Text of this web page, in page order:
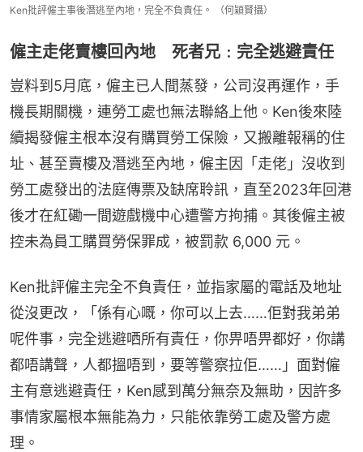
Ken批評僱主事後潛逃至內地，完全不負責任。 （何穎賢攝）
僱主走佬賣樓回內地 死者兄﹕完全逃避責任
豈料到5月底，僱主已人間蒸發，公司沒再運作，手
機長期關機，連勞工處也無法聯絡上他。Ken後來陸
續揭發僱主根本沒有購買勞工保險，又搬離報稱的住
址、甚至賣樓及潛逃至內地，僱主因「走佬」沒收到
勞工處發出的法庭傳票及缺席聆訊，直至2023年回港
後才在紅磡一間遊戲機中心遭警方拘捕。其後僱主被
控未為員工購買勞保罪成，被罰款 6,000 元。
Ken批評僱主完全不負責任，並指家屬的電話及地址
從沒更改，「係有心嘅，你可以上去……佢對我弟弟
呢件事，完全逃避哂所有責任，你畀唔畀都好，你講
都唔講聲，人都搵唔到，要等警察拉佢……」面對僱
主有意逃避責任，Ken感到萬分無奈及無助，因許多
事情家屬根本無能為力，只能依靠勞工處及警方處
理。